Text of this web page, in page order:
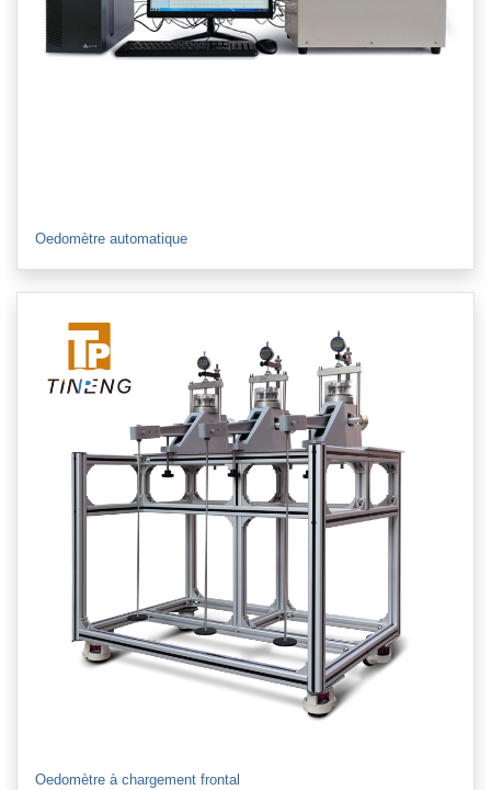
Oedomètre automatique
Oedomètre à chargement frontal